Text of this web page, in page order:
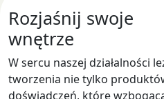
Rozjaśnij swoje
wnętrze
W sercu naszej działalności
tworzenia nie tylko
doświadczeń, które